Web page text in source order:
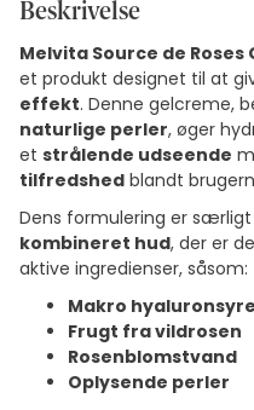
Beskrivelse
Melvita Source de Roses
et produkt designet til at
effekt. Denne gelcreme,
naturlige perler, øger
et strålende udseende
tilfredshed blandt
Dens formulering er
kombineret hud, der er
aktive ingredienser, såsom:
Makro hyaluronsyre
Frugt fra vildrosen
Rosenblomstvand
Oplysende perler